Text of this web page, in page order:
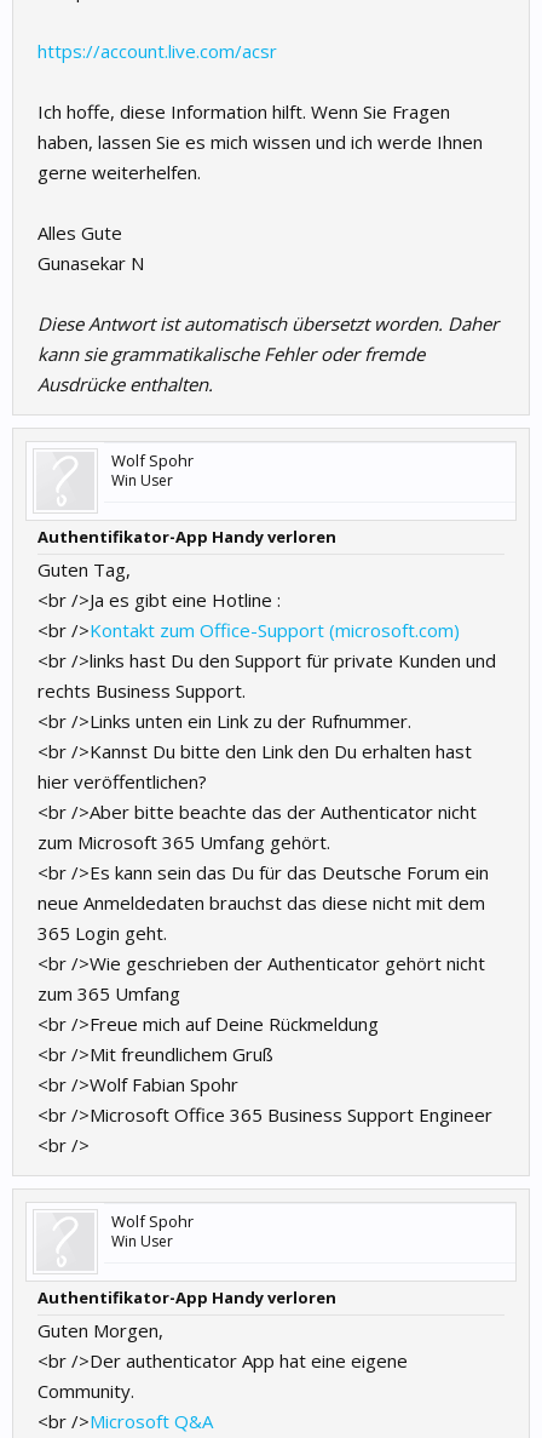
https://account.live.com/acsr
Ich hoffe, diese Information hilft. Wenn Sie Fragen
haben, lassen Sie es mich wissen und ich werde Ihnen
gerne weiterhelfen.
Alles Gute
Gunasekar N
Diese Antwort ist automatisch übersetzt worden. Daher
kann sie grammatikalische Fehler oder fremde
Ausdrücke enthalten.
Wolf Spohr
Win User
Authentifikator-App Handy verloren
Guten Tag,
<br />Ja es gibt eine Hotline :
<br />Kontakt zum Office-Support (microsoft.com)
<br />links hast Du den Support für private Kunden und
rechts Business Support.
<br />Links unten ein Link zu der Rufnummer.
<br />Kannst Du bitte den Link den Du erhalten hast
hier veröffentlichen?
<br />Aber bitte beachte das der Authenticator nicht
zum Microsoft 365 Umfang gehört.
<br />Es kann sein das Du für das Deutsche Forum ein
neue Anmeldedaten brauchst das diese nicht mit dem
365 Login geht.
<br />Wie geschrieben der Authenticator gehört nicht
zum 365 Umfang
<br />Freue mich auf Deine Rückmeldung
<br />Mit freundlichem Gruß
<br />Wolf Fabian Spohr
<br />Microsoft Office 365 Business Support Engineer
<br />
Wolf Spohr
Win User
Authentifikator-App Handy verloren
Guten Morgen,
<br />Der authenticator App hat eine eigene
Community.
<br />Microsoft Q&A